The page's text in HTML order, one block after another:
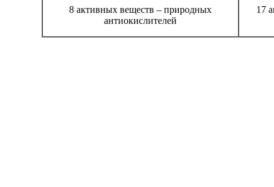
8 активных веществ – природных
антиокислителей
17